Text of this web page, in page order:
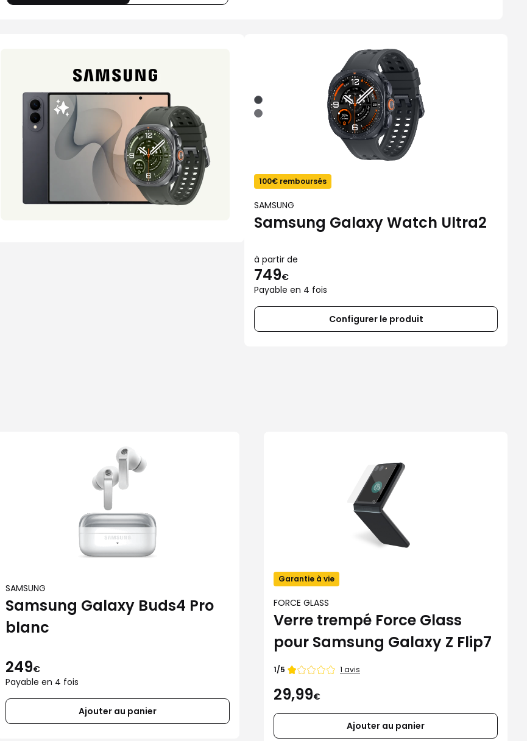
Noir/Titane
Argent
Titane/Olive
100€ remboursés
SAMSUNG
Samsung Galaxy Watch Ultra2
à partir de
749€
Payable en 4 fois
Configurer le produit
SAMSUNG
Samsung Galaxy Buds4 Pro
blanc
249€
Payable en 4 fois
Ajouter au panier
Garantie à vie
FORCE GLASS
Verre trempé Force Glass
pour Samsung Galaxy Z Flip7
Note
1/5 1 avis
29,99€
Ajouter au panier